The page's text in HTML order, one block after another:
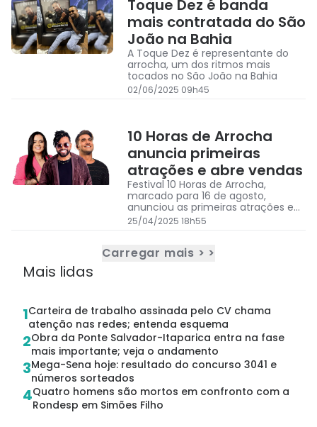
Toque Dez é banda
mais contratada do São
João na Bahia
A Toque Dez é representante do
arrocha, um dos ritmos mais
tocados no São João na Bahia
02/06/2025 09h45
10 Horas de Arrocha
anuncia primeiras
atrações e abre vendas
Festival 10 Horas de Arrocha,
marcado para 16 de agosto,
anunciou as primeiras atrações e
abriu vendas com promoções
25/04/2025 18h55
Carregar mais > >
Mais lidas
1Carteira de trabalho assinada pelo CV chama
atenção nas redes; entenda esquema
2Obra da Ponte Salvador-Itaparica entra na fase
mais importante; veja o andamento
3Mega-Sena hoje: resultado do concurso 3041 e
números sorteados
4Quatro homens são mortos em confronto com a
Rondesp em Simões Filho